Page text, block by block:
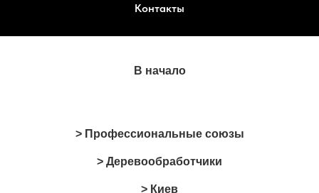
Контакты
В начало
> Профессиональные союзы
> Деревообработчики
> Киев